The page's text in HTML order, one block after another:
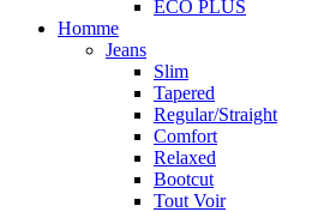
ECO PLUS
Homme
Jeans
Slim
Tapered
Regular/Straight
Comfort
Relaxed
Bootcut
Tout Voir